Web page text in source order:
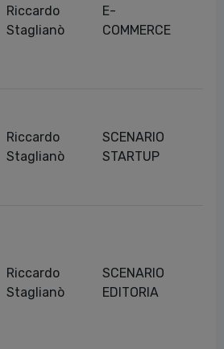
Riccardo
Staglianò
E-
COMMERCE
Riccardo
Staglianò
SCENARIO
STARTUP
Riccardo
Staglianò
SCENARIO
EDITORIA